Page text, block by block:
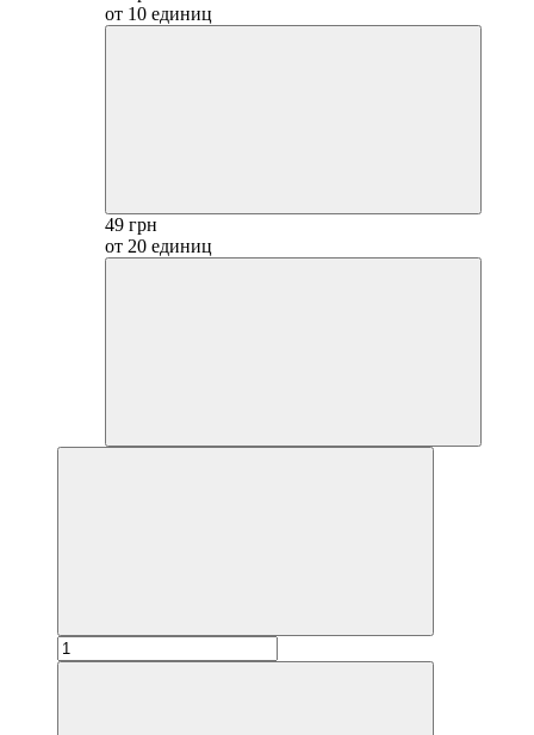
от 10 единиц
49 грн
от 20 единиц